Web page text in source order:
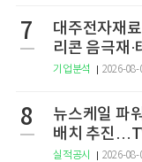
7
대주전자재
리콘 음극재
기업분석 2026-08-
8
뉴스케일 파
배치 추진
실적공시 2026-08-